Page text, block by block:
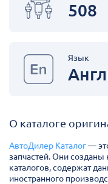
508
Язык
О каталоге
АвтоДилер Каталог—
запчастей. Они
каталогов, содержат
иностранного